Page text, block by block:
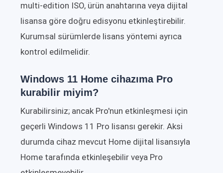
multi-edition ISO, ürün anahtarına veya dijital
lisansa göre doğru edisyonu etkinleştirebilir.
Kurumsal sürümlerde lisans yöntemi ayrıca
kontrol edilmelidir.
Windows 11 Home cihazıma Pro
kurabilir miyim?
Kurabilirsiniz; ancak Pro'nun etkinleşmesi için
geçerli Windows 11 Pro lisansı gerekir. Aksi
durumda cihaz mevcut Home dijital lisansıyla
Home tarafında etkinleşebilir veya Pro